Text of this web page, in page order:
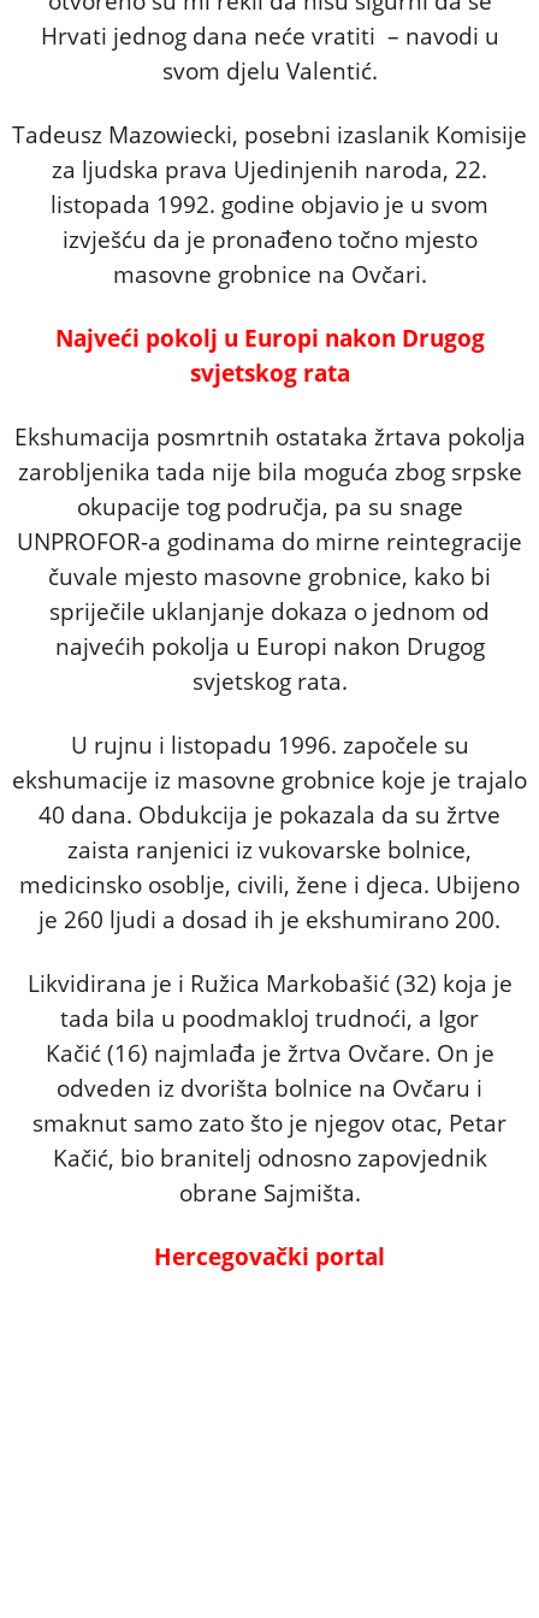
Hrvati jednog dana neće vratiti – navodi u
svom djelu Valentić.
Tadeusz Mazowiecki, posebni izaslanik Komisije
za ljudska prava Ujedinjenih naroda, 22.
listopada 1992. godine objavio je u svom
izvješću da je pronađeno točno mjesto
masovne grobnice na Ovčari.
Najveći pokolj u Europi nakon Drugog
svjetskog rata
Ekshumacija posmrtnih ostataka žrtava pokolja
zarobljenika tada nije bila moguća zbog srpske
okupacije tog područja, pa su snage
UNPROFOR-a godinama do mirne reintegracije
čuvale mjesto masovne grobnice, kako bi
spriječile uklanjanje dokaza o jednom od
najvećih pokolja u Europi nakon Drugog
svjetskog rata.
U rujnu i listopadu 1996. započele su
ekshumacije iz masovne grobnice koje je trajalo
40 dana. Obdukcija je pokazala da su žrtve
zaista ranjenici iz vukovarske bolnice,
medicinsko osoblje, civili, žene i djeca. Ubijeno
je 260 ljudi a dosad ih je ekshumirano 200.
Likvidirana je i Ružica Markobašić (32) koja je
tada bila u poodmakloj trudnoći, a Igor
Kačić (16) najmlađa je žrtva Ovčare. On je
odveden iz dvorišta bolnice na Ovčaru i
smaknut samo zato što je njegov otac, Petar
Kačić, bio branitelj odnosno zapovjednik
obrane Sajmišta.
Hercegovački portal